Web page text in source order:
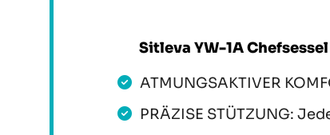
Sitleva YW-1A
ATMUNGSAKTIVER
PRÄZISE STÜTZUNG: